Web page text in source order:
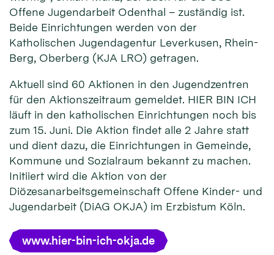
Offene Jugendarbeit Odenthal – zuständig ist.
Beide Einrichtungen werden von der
Katholischen Jugendagentur Leverkusen, Rhein-
Berg, Oberberg (KJA LRO) getragen.
Aktuell sind 60 Aktionen in den Jugendzentren
für den Aktionszeitraum gemeldet. HIER BIN ICH
läuft in den katholischen Einrichtungen noch bis
zum 15. Juni. Die Aktion findet alle 2 Jahre statt
und dient dazu, die Einrichtungen in Gemeinde,
Kommune und Sozialraum bekannt zu machen.
Initiiert wird die Aktion von der
Diözesanarbeitsgemeinschaft Offene Kinder- und
Jugendarbeit (DiAG OKJA) im Erzbistum Köln.
www.hier-bin-ich-okja.de